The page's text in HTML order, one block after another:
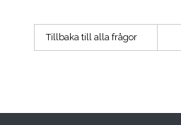
Tillbaka till alla frågor